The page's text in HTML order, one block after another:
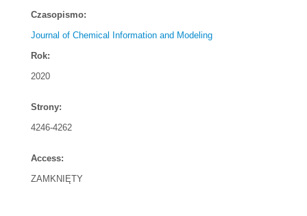
Czasopismo:
Journal of Chemical Information and Modeling
Rok:
2020
Strony:
4246-4262
Access:
ZAMKNIĘTY